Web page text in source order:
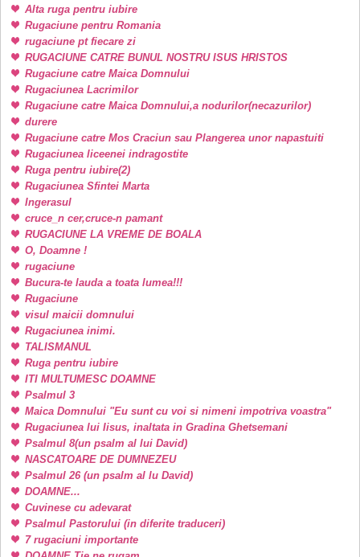
Alta ruga pentru iubire
Rugaciune pentru Romania
rugaciune pt fiecare zi
RUGACIUNE CATRE BUNUL NOSTRU ISUS HRISTOS
Rugaciune catre Maica Domnului
Rugaciunea Lacrimilor
Rugaciune catre Maica Domnului,a nodurilor(necazurilor)
durere
Rugaciune catre Mos Craciun sau Plangerea unor napastuiti
Rugaciunea liceenei indragostite
Ruga pentru iubire(2)
Rugaciunea Sfintei Marta
Ingerasul
cruce_n cer,cruce-n pamant
RUGACIUNE LA VREME DE BOALA
O, Doamne !
rugaciune
Bucura-te lauda a toata lumea!!!
Rugaciune
visul maicii domnului
Rugaciunea inimi.
TALISMANUL
Ruga pentru iubire
ITI MULTUMESC DOAMNE
Psalmul 3
Maica Domnului "Eu sunt cu voi si nimeni impotriva voastra"
Rugaciunea lui Iisus, inaltata in Gradina Ghetsemani
Psalmul 8(un psalm al lui David)
NASCATOARE DE DUMNEZEU
Psalmul 26 (un psalm al lu David)
DOAMNE...
Cuvinese cu adevarat
Psalmul Pastorului (in diferite traduceri)
7 rugaciuni importante